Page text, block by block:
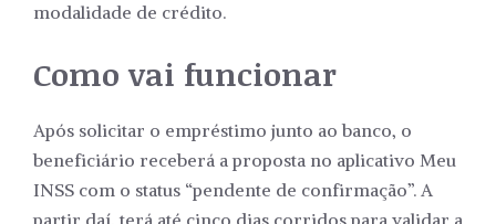
modalidade de crédito.
Como vai funcionar
Após solicitar o empréstimo junto ao banco, o
beneficiário receberá a proposta no aplicativo Meu
INSS com o status “pendente de confirmação”. A